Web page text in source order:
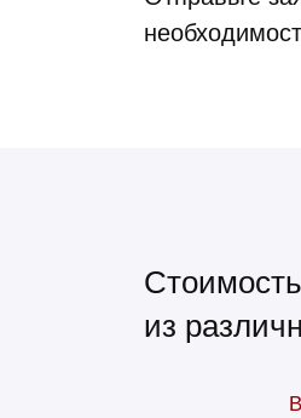
из